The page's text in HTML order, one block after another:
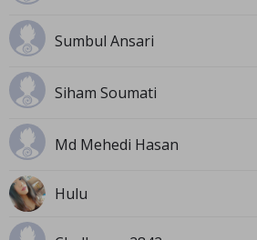
Sumbul Ansari
Siham Soumati
Md Mehedi Hasan
Hulu